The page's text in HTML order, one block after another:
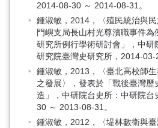
2014-08-30 ～ 2014-08-31。
鍾淑敏，2014，〈殖民統治與
門嶼支局長山村光尊瀆職事件為
研究所例行學術研討會」，中研
研究院臺灣史研究所，2014-03-
鍾淑敏，2013，〈臺北高校師
之發展〉，發表於「戰後臺灣歷
造」，中研院台史所：中研院台
30 ～ 2013-08-31。
鍾淑敏，2012，〈堤林數衛與